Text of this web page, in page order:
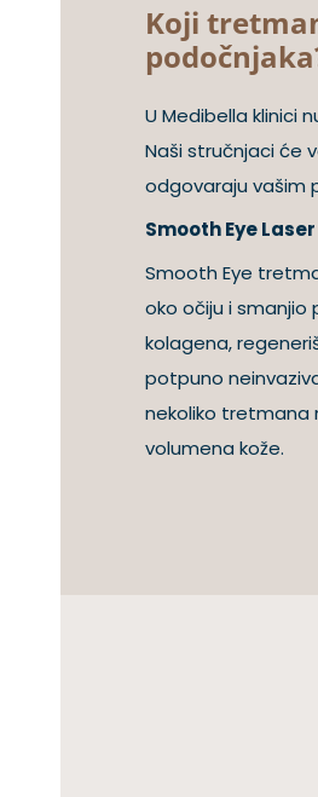
Koji
U Medibella klinici
Naši stručnjaci će
odgovaraju vašim
Smooth Eye
Smooth Eye
oko očiju i smanjio
kolagena,
potpuno
nekoliko tretmana
volumena kože.